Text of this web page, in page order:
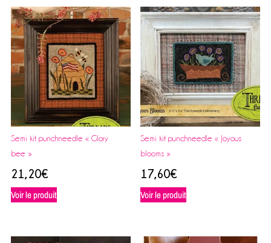
Semi kit punchneedle « Glory
bee »
21,20€
Voir le produit
Semi kit punchneedle « Joyous
blooms »
17,60€
Voir le produit